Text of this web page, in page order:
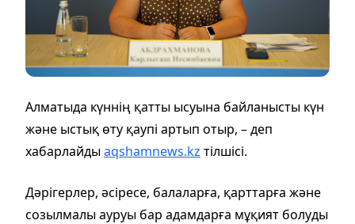
Алматыда күннің қатты ысуына байланысты күн
және ыстық өту қаупі артып отыр, – деп
хабарлайдыaqshamnews.kz тілшісі.
Дәрігерлер, әсіресе, балаларға, қарттарға және
созылмалы ауруы бар адамдарға мұқият болуды